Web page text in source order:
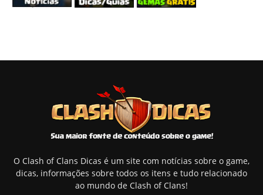
O Clash of Clans Dicas é um site com notícias sobre o game,
dicas, informações sobre todos os itens e tudo relacionado
ao mundo de Clash of Clans!